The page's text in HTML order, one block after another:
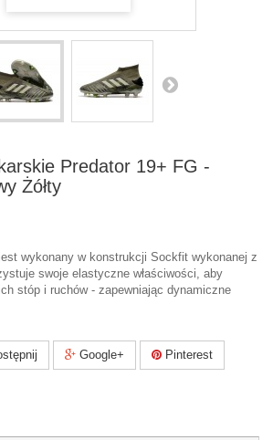
Predator 19+ FG -
Żółty
jest wykonany w konstrukcji Sockfit wykonanej z
swoje elastyczne właściwości, aby
stóp i ruchów - zapewniając dynamiczne
Google+ Pinterest